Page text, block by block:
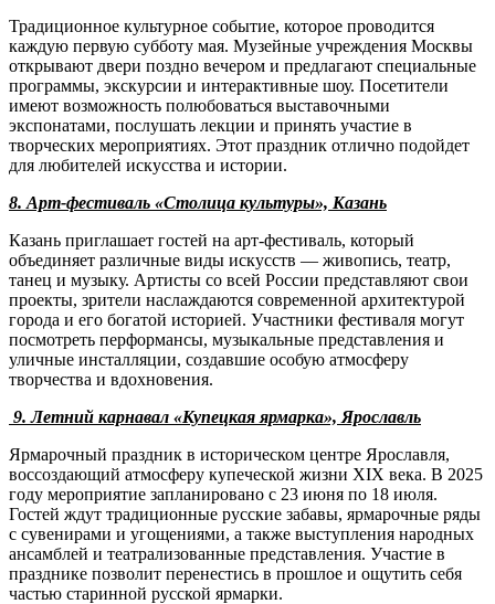
Традиционное культурное событие, которое проводится
каждую первую субботу мая. Музейные учреждения Москвы
открывают двери поздно вечером и предлагают специальные
программы, экскурсии и интерактивные шоу. Посетители
имеют возможность полюбоваться выставочными
экспонатами, послушать лекции и принять участие в
творческих мероприятиях. Этот праздник отлично подойдет
для любителей искусства и истории.
8. Арт-фестиваль «Столица культуры», Казань
Казань приглашает гостей на арт-фестиваль, который
объединяет различные виды искусств — живопись, театр,
танец и музыку. Артисты со всей России представляют свои
проекты, зрители наслаждаются современной архитектурой
города и его богатой историей. Участники фестиваля могут
посмотреть перформансы, музыкальные представления и
уличные инсталляции, создавшие особую атмосферу
творчества и вдохновения.
9. Летний карнавал «Купецкая ярмарка», Ярославль
Ярмарочный праздник в историческом центре Ярославля,
воссоздающий атмосферу купеческой жизни XIX века. В 2025
году мероприятие запланировано с 23 июня по 18 июля.
Гостей ждут традиционные русские забавы, ярмарочные ряды
с сувенирами и угощениями, а также выступления народных
ансамблей и театрализованные представления. Участие в
празднике позволит перенестись в прошлое и ощутить себя
частью старинной русской ярмарки.